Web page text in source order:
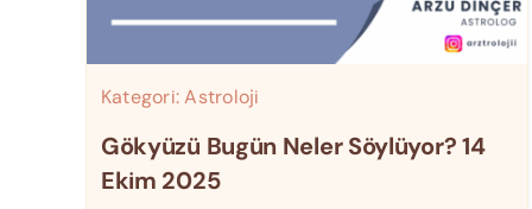
Kategori:Astroloji
Gökyüzü Bugün Neler Söylüyor? 14
Ekim 2025